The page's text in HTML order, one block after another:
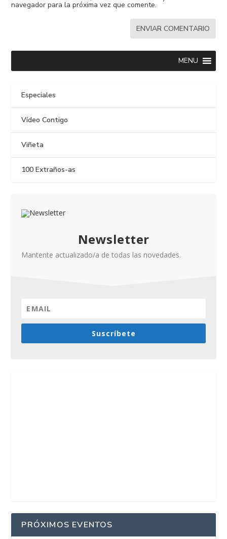
navegador para la próxima vez que comente.
MENU
Especiales
Vídeo Contigo
Viñeta
100 Extraños-as
Newsletter
Mantente actualizado/a de todas las novedades.
Suscríbete
PRÓXIMOS EVENTOS